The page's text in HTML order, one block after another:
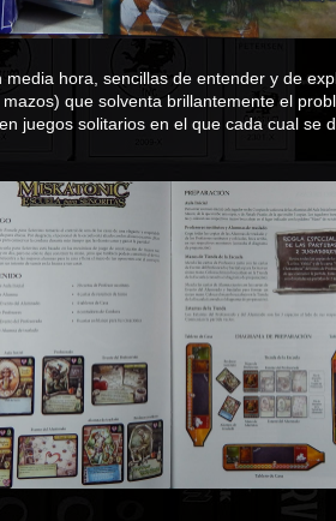
hora, sencillas de entender y de
que solventa brillantemente el
juegos solitarios en el que cada cual se